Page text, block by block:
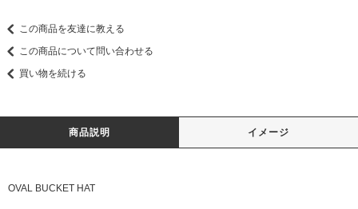
この商品を友達に教える
この商品について問い合わせる
買い物を続ける
商品説明 イメージ
OVAL BUCKET HAT